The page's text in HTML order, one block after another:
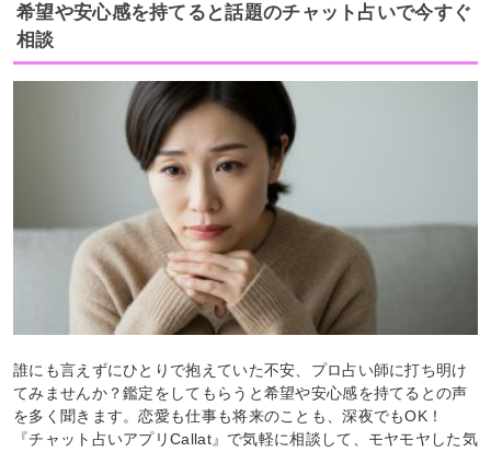
希望や安心感を持てると話題のチャット占いで今すぐ
相談
誰にも言えずにひとりで抱えていた不安、プロ占い師に打ち明け
てみませんか？鑑定をしてもらうと希望や安心感を持てるとの声
を多く聞きます。恋愛も仕事も将来のことも、深夜でもOK！
『チャット占いアプリCallat』で気軽に相談して、モヤモヤした気